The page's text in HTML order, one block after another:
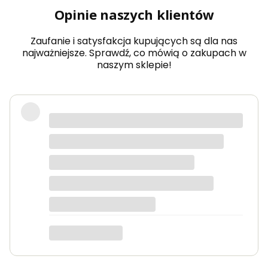
Opinie naszych klientów
Zaufanie i satysfakcja kupujących są dla nas
najważniejsze. Sprawdź, co mówią o zakupach w
naszym sklepie!
Produkty bardzo solidne, dokładnie
takie jak w opisie. Paczka dotarła
szybko i świetnie zapakowana.